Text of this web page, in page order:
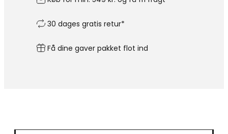
30 dages gratis retur*
Få dine gaver pakket flot ind